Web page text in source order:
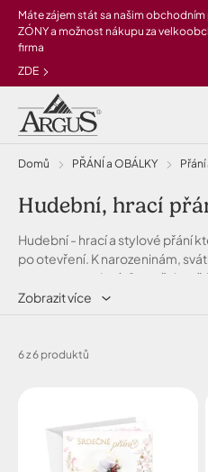
Přeskočit na hlavní obsah
Máte zájem stát sa našim obchodním
ZÓNY a možnost nákupu za
firma
ZDE
Domů PŘÁNÍ a OBÁLKY
Hudební, hrací
Hudební - hrací a stylové přání
po otevření. K narozeninám,
texty a provedení. Co neřekneš
Zobrazit více
6 z 6 produktů